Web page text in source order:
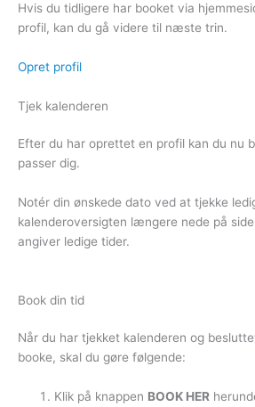
Hvis du tidligere har booket via
profil, kan du gå videre til næste trin.
Opret profil
Tjek kalenderen
Efter du har oprettet en profil kan du nu
passer dig.
Notér din ønskede dato ved at tjekke
kalenderoversigten længere nede på
angiver ledige tider.
Book din tid
Når du har tjekket kalenderen og
booke, skal du gøre følgende:
Klik på knappen BOOK HER